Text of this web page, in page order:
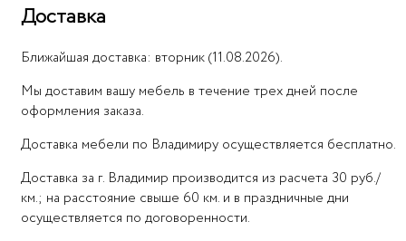
Доставка
Ближайшая доставка: вторник (11.08.2026).
Мы доставим вашу мебель в течение трех дней после
оформления заказа.
Доставка мебели по Владимиру осуществляется бесплатно.
Доставка за г. Владимир производится из расчета 30 руб./
км.; на расстояние свыше 60 км. и в праздничные дни
осуществляется по договоренности.